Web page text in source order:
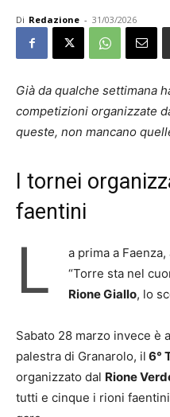
Di Redazione - 31/03/2026
Già da qualche settimana
competizioni organizzate
queste, non mancano
I tornei
faentini
L
a prima a
“Torre sta nel
Rione Giallo, lo
Sabato 28 marzo invece è
palestra di Granarolo, il 6°
organizzato dal Rione
tutti e cinque i rioni